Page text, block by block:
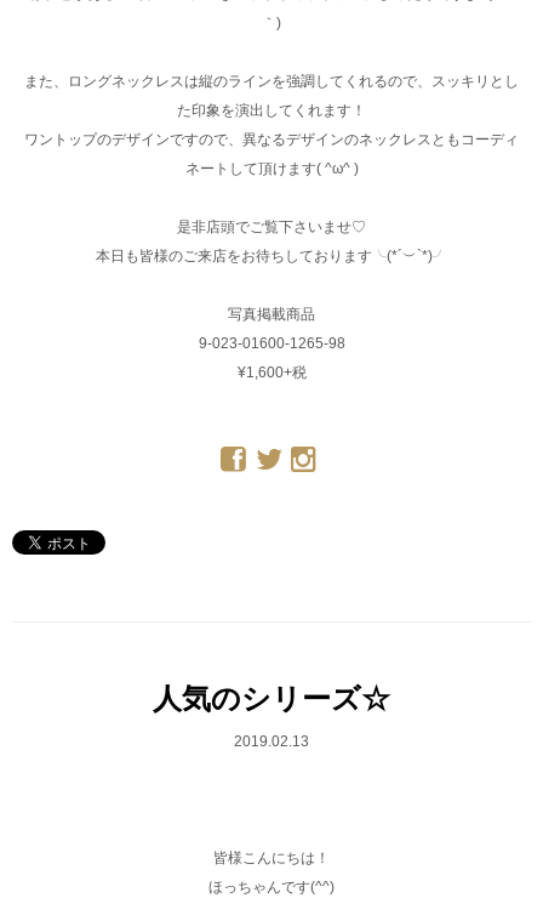
｀)
また、ロングネックレスは縦のラインを強調してくれるので、スッキリとし
た印象を演出してくれます！
ワントップのデザインですので、異なるデザインのネックレスともコーディ
ネートして頂けます( ^ω^ )
是非店頭でご覧下さいませ♡
本日も皆様のご来店をお待ちしております╰(*´︶`*)╯
写真掲載商品
9-023-01600-1265-98
¥1,600+税
人気のシリーズ☆
2019.02.13
皆様こんにちは！
ほっちゃんです(^^)